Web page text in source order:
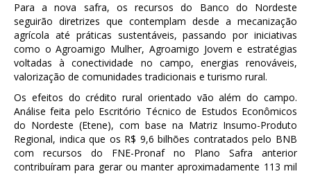
Para a nova safra, os recursos do Banco do Nordeste
seguirão diretrizes que contemplam desde a mecanização
agrícola até práticas sustentáveis, passando por iniciativas
como o Agroamigo Mulher, Agroamigo Jovem e estratégias
voltadas à conectividade no campo, energias renováveis,
valorização de comunidades tradicionais e turismo rural.
Os efeitos do crédito rural orientado vão além do campo.
Análise feita pelo Escritório Técnico de Estudos Econômicos
do Nordeste (Etene), com base na Matriz Insumo-Produto
Regional, indica que os R$ 9,6 bilhões contratados pelo BNB
com recursos do FNE-Pronaf no Plano Safra anterior
contribuíram para gerar ou manter aproximadamente 113 mil